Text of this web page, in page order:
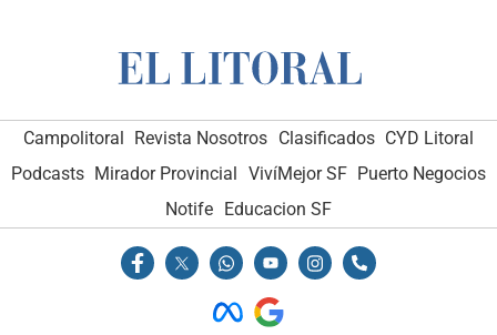
Campolitoral Revista Nosotros Clasificados CYD Litoral
Podcasts Mirador Provincial VivíMejor SF Puerto Negocios
Notife Educacion SF